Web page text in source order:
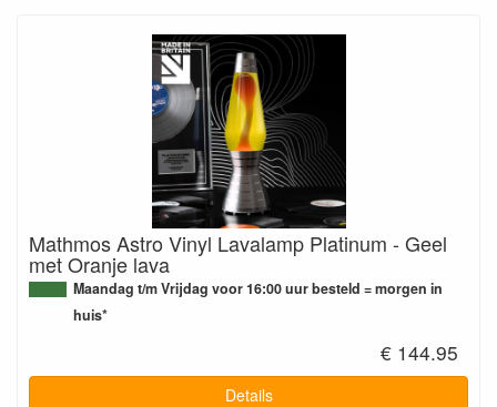
Mathmos Astro Vinyl Lavalamp Platinum - Geel
met Oranje lava
Maandag t/m Vrijdag voor 16:00 uur besteld = morgen in
huis*
€ 144.95
Details